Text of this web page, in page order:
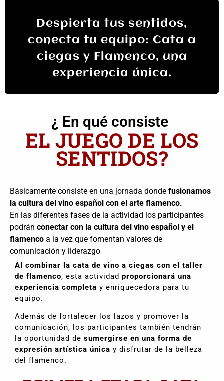
Despierta tus sentidos,
conecta tu equipo: Cata a
ciegas y Flamenco, una
experiencia única.
¿ En qué consiste
EL JUEGO DE LOS
SENTIDOS?
Básicamente consiste en una jornada donde fusionamos
la cultura del vino español con el arte flamenco.
En las diferentes fases de la actividad los participantes
podrán conectar con la cultura del vino español y el
flamenco a la vez que fomentan valores de
comunicación y liderazgo
Al combinar la cata de vino a ciegas con el taller
de flamenco, esta actividad proporcionará una
experiencia completa y enriquecedora para tu
equipo.
Además de fortalecer los lazos y promover la
comunicación, los participantes también tendrán
la oportunidad de sumergirse en una forma de
expresión artística única y disfrutar de la belleza
del flamenco.